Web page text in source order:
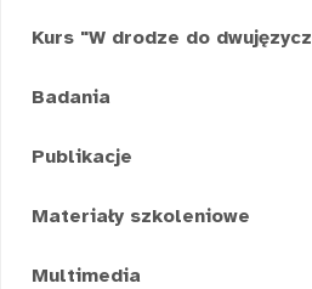
Kurs "W drodze do
Badania
Publikacje
Materiały szkoleniowe
Multimedia